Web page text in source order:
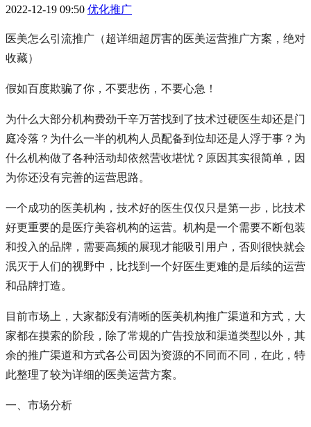
2022-12-19 09:50 优化推广
医美怎么引流推广（超详细超厉害的医美运营推广方案，绝对
收藏）
假如百度欺骗了你，不要悲伤，不要心急！
为什么大部分机构费劲千辛万苦找到了技术过硬医生却还是门
庭冷落？为什么一半的机构人员配备到位却还是人浮于事？为
什么机构做了各种活动却依然营收堪忧？原因其实很简单，因
为你还没有完善的运营思路。
一个成功的医美机构，技术好的医生仅仅只是第一步，比技术
好更重要的是医疗美容机构的运营。机构是一个需要不断包装
和投入的品牌，需要高频的展现才能吸引用户，否则很快就会
泯灭于人们的视野中，比找到一个好医生更难的是后续的运营
和品牌打造。
目前市场上，大家都没有清晰的医美机构推广渠道和方式，大
家都在摸索的阶段，除了常规的广告投放和渠道类型以外，其
余的推广渠道和方式各公司因为资源的不同而不同，在此，特
此整理了较为详细的医美运营方案。
一、市场分析